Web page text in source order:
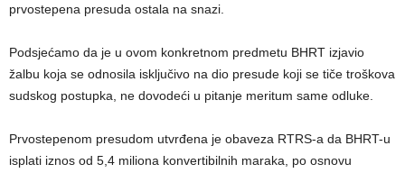
prvostepena presuda ostala na snazi.
Podsjećamo da je u ovom konkretnom predmetu BHRT izjavio
žalbu koja se odnosila isključivo na dio presude koji se tiče troškova
sudskog postupka, ne dovodeći u pitanje meritum same odluke.
Prvostepenom presudom utvrđena je obaveza RTRS-a da BHRT-u
isplati iznos od 5,4 miliona konvertibilnih maraka, po osnovu